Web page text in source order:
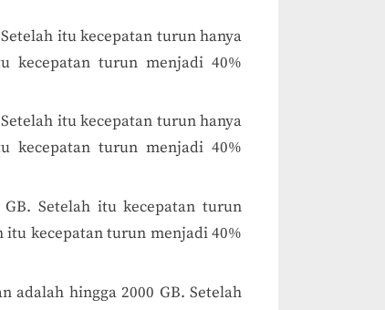
itu kecepatan turun hanya
kecepatan turun menjadi 40%
itu kecepatan turun hanya
kecepatan turun menjadi 40%
Setelah itu kecepatan turun
itu kecepatan turun menjadi 40%
adalah hingga 2000 GB. Setelah